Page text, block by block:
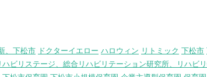
、下松市 ドクターイエロー ハロウィン リトミック 下松市
ビリステージ、総合リハビリテーション研究所、リハビ